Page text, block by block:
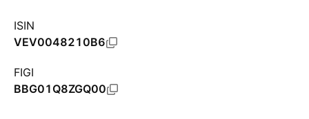
ISIN
VEV0048210B6
FIGI
BBG01Q8ZGQ00